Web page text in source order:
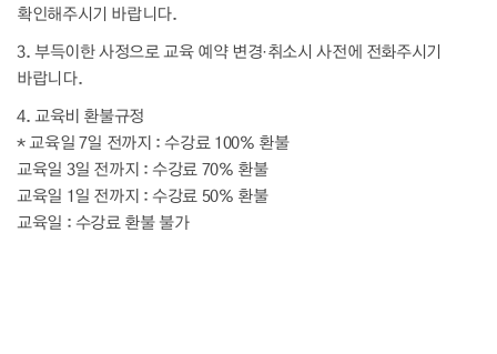
확인해주시기 바랍니다.
3. 부득이한 사정으로 교육 예약 변경·취소시 사전에 전화주시기
바랍니다.
4. 교육비 환불규정
* 교육일 7일 전까지 : 수강료 100% 환불
교육일 3일 전까지 : 수강료 70% 환불
교육일 1일 전까지 : 수강료 50% 환불
교육일 : 수강료 환불 불가